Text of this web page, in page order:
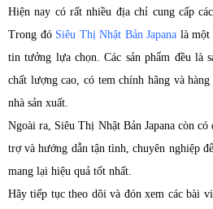
Hiện nay có rất nhiều địa chỉ cung cấp
Trong đó Siêu Thị Nhật Bản Japana là một
tin tưởng lựa chọn. Các sản phẩm đều là
chất lượng cao, có tem chính hãng và
nhà sản xuất.
Ngoài ra, Siêu Thị Nhật Bản Japana còn
trợ và hướng dẫn tận tình, chuyên nghiệp
mang lại hiệu quả tốt nhất.
Hãy tiếp tục theo dõi và đón xem các bài